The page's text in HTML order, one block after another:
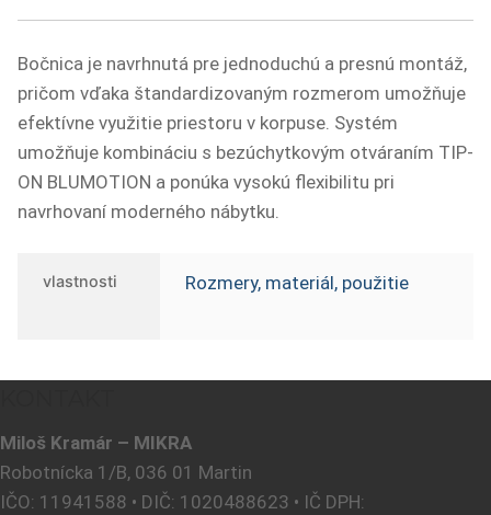
Bočnica je navrhnutá pre jednoduchú a presnú montáž,
pričom vďaka štandardizovaným rozmerom umožňuje
efektívne využitie priestoru v korpuse. Systém
umožňuje kombináciu s bezúchytkovým otváraním TIP-
ON BLUMOTION a ponúka vysokú flexibilitu pri
navrhovaní moderného nábytku.
vlastnosti Rozmery, materiál, použitie
Miloš Kramár – MIKRA
Robotnícka 1/B, 036 01 Martin
IČO: 11941588 • DIČ: 1020488623 • IČ DPH: